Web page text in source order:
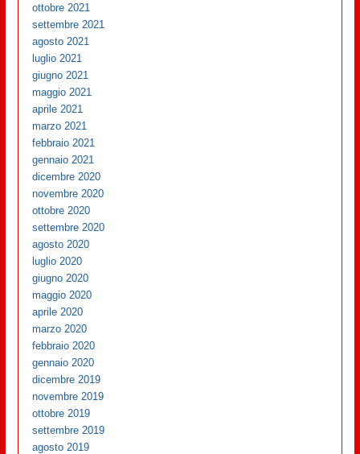
ottobre 2021
settembre 2021
agosto 2021
luglio 2021
giugno 2021
maggio 2021
aprile 2021
marzo 2021
febbraio 2021
gennaio 2021
dicembre 2020
novembre 2020
ottobre 2020
settembre 2020
agosto 2020
luglio 2020
giugno 2020
maggio 2020
aprile 2020
marzo 2020
febbraio 2020
gennaio 2020
dicembre 2019
novembre 2019
ottobre 2019
settembre 2019
agosto 2019